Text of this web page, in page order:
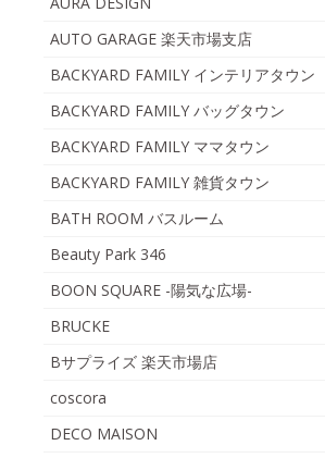
AUTO GARAGE 楽天市場支店
BACKYARD FAMILY インテリアタウン
BACKYARD FAMILY バッグタウン
BACKYARD FAMILY ママタウン
BACKYARD FAMILY 雑貨タウン
BATH ROOM バスルーム
Beauty Park 346
BOON SQUARE -陽気な広場-
BRUCKE
Bサプライズ 楽天市場店
coscora
DECO MAISON